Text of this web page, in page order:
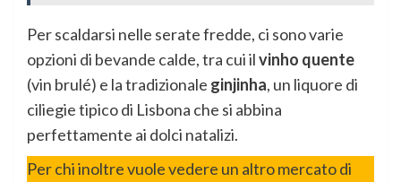
Per scaldarsi nelle serate fredde, ci sono varie
opzioni di bevande calde, tra cui ilvinho quente
(vin brulé) e la tradizionale ginjinha, un liquore di
ciliegie tipico di Lisbona che si abbina
perfettamente ai dolci natalizi.
Per chi inoltre vuole vedere un altro mercato di